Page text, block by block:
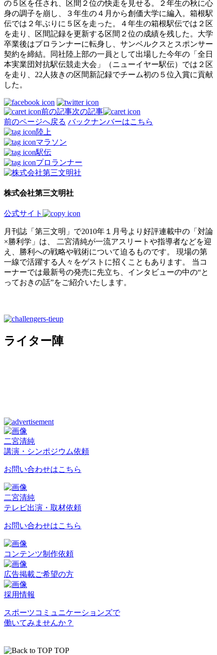
の５区を任され、区間２位の快走を見せる。２年生の秋に心
身の調子を崩し、３年生の４月から創価大学に編入。箱根駅
伝では２年ぶりに５区を走った。４年生の箱根駅伝では２区
を走り、区間記録を更新する区間２位の成績を残した。大学
卒業後はプロランナーに転身し、サンベルクスとスポンサー
契約を締結。同社陸上部の一員として出場した今年の「全日
本実業団対抗駅伝競走大会」（ニューイヤー駅伝）では２区
を走り、22人抜きの区間新記録でチーム初の５位入賞に貢献
した。
前の記事次の記事
前のページへ戻る バックナンバーはこちら
陸上
マラソン
駅伝
プロランナー
株式会社第三文明社
公式サイト
月刊誌「第三文明」で2010年１月号より好評連載中の「対論
×勝利学」は、 二宮清純が一流アスリートや指導者などを迎
え、勝利への戦略や戦術について迫るものです。 現場の第
一線で活躍する人々をゲストに招くこともあります。 当コ
ーナーでは最新号の発売に先立ち、インタビューの中の“と
っておきの話”をご紹介いたします。
ライター陣
二宮清純
講演・シンポジウム依頼
お問い合わせはこちら
二宮清純
テレビ出演・取材依頼
お問い合わせはこちら
コンテンツ制作依頼
広告掲載ご希望の方
採用情報
スポーツコミュニケーションズで
働いてみませんか？
TOP